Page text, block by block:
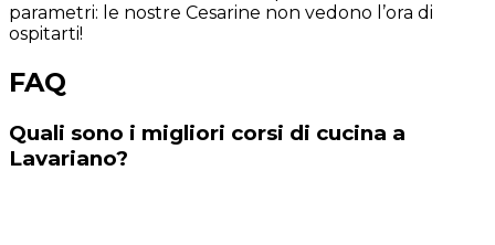
parametri: le nostre Cesarine non vedono l’ora di
ospitarti!
FAQ
Quali sono i migliori corsi di cucina a
Lavariano?